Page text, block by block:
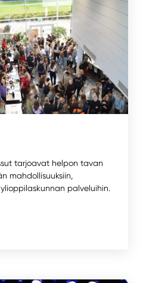
tarjoavat helpon tavan
mahdollisuuksiin,
palveluihin.